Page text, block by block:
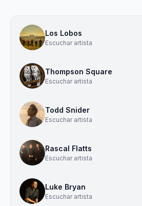
Los Lobos
Escuchar artista
Thompson Square
Escuchar artista
Todd Snider
Escuchar artista
Rascal Flatts
Escuchar artista
Luke Bryan
Escuchar artista